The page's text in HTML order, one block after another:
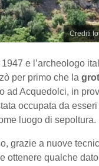
Crediti
e l’archeologo
per primo che la
ad Acquedolci, in
occupata da
luogo di sepoltura.
grazie a nuove
ottenere qualche